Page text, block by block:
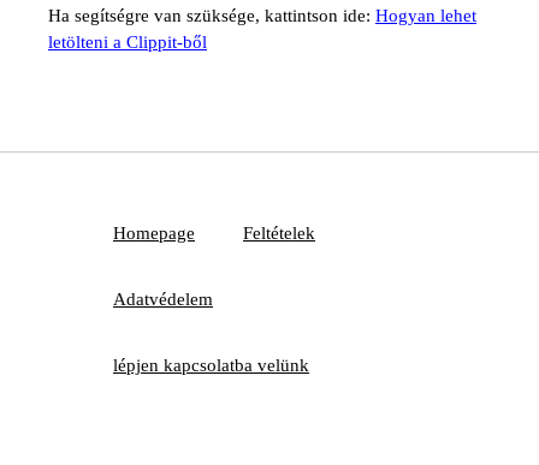
Ha segítségre van szüksége, kattintson ide: Hogyan lehet
letölteni a Clippit-ből
Homepage Feltételek
Adatvédelem
lépjen kapcsolatba velünk